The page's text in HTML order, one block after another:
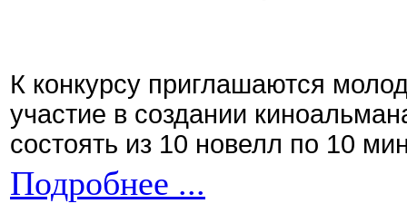
К конкурсу приглашаются
участие в создании
состоять из 10 новелл по 10
Подробнее ...